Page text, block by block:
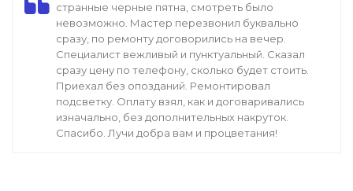
странные черные пятна, смотреть было
невозможно. Мастер перезвонил буквально
сразу, по ремонту договорились на вечер.
Специалист вежливый и пунктуальный. Сказал
сразу цену по телефону, сколько будет стоить.
Приехал без опозданий. Ремонтировал
подсветку. Оплату взял, как и договаривались
изначально, без дополнительных накруток.
Спасибо. Лучи добра вам и процветания!